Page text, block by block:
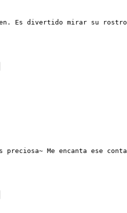
Es divertido mirar su
preciosa~ Me encanta ese